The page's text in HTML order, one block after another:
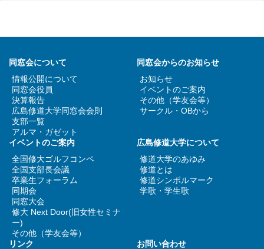
同窓会について
情報公開について
同窓会役員
決算報告
広島修道大学同窓会会則
支部一覧
アルマ・ガゼット
同窓会からのお知らせ
お知らせ
イベントのご案内
その他（学友会等）
サークル・OBから
イベントのご案内
全国修大ゴルフコンペ
全国支部長会議
卒業生フォーラム
同期会
同窓大会
修大 Next Door(旧女性セミナ
ー)
その他（学友会等）
広島修道大学について
修道大学のあゆみ
修道とは
修道シンボルマーク
学歌・学生歌
リンク
お問い合わせ